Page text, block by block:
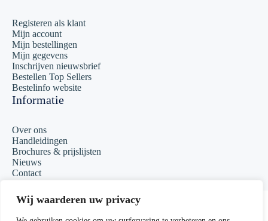
Wij waarderen uw privacy
Registeren als klant
Mijn account
Mijn bestellingen
Mijn gegevens
Inschrijven nieuwsbrief
Bestellen Top Sellers
Bestelinfo website
Informatie
Over ons
Handleidingen
Brochures & prijslijsten
Nieuws
Contact
Copyright 2023 Matcall